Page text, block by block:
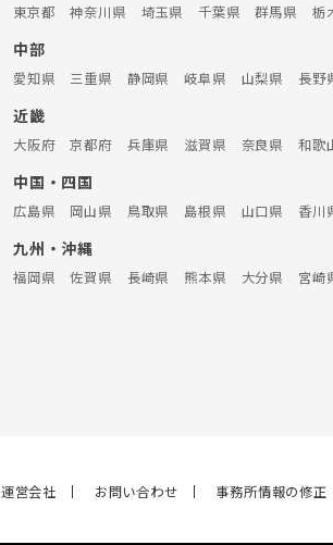
東京都 神奈川県 埼玉県 千葉県 群馬県 栃
中部
愛知県 三重県 静岡県 岐阜県 山梨県 長野
近畿
大阪府 京都府 兵庫県 滋賀県 奈良県 和歌
中国・四国
広島県 岡山県 鳥取県 島根県 山口県 香川
九州・沖縄
福岡県 佐賀県 長崎県 熊本県 大分県 宮崎
運営会社 お問い合わせ 事務所情報の修正